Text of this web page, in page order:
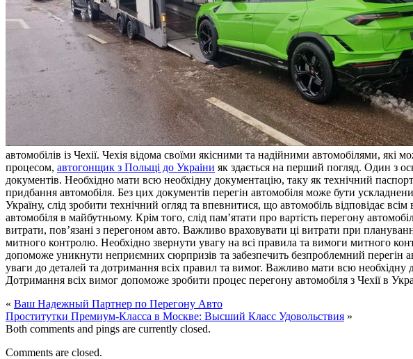
автомобілів із Чехії. Чехія відома своїми якісними та надійними автомобілями,
процесом, автогонщик з Польщi до Украiни як здається на перший погляд. Один з
документів. Необхідно мати всю необхідну документацію, таку як технічний
придбання автомобіля. Без цих документів перегін автомобіля може бути
Україну, слід зробити технічний огляд та впевнитися, що автомобіль відповідає
автомобіля в майбутньому. Крім того, слід пам’ятати про вартість перегону
витрати, пов’язані з перегоном авто. Важливо враховувати ці витрати при
митного контролю. Необхідно звернути увагу на всі правила та вимоги митного
допоможе уникнути неприємних сюрпризів та забезпечить безпроблемний перегін
уваги до деталей та дотримання всіх правил та вимог. Важливо мати всю необхідну
Дотримання всіх вимог допоможе зробити процес перегону автомобіля з Чехії в
« Ваш Надежный Партнер по Перегону Авто
Проститутки Премиум-Класса в Москве: Высший Класс Удовольствия »
Both comments and pings are currently closed.
Comments are closed.